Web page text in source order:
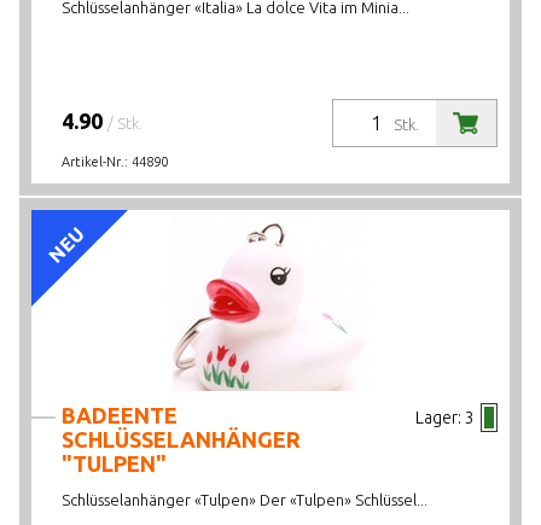
Schlüsselanhänger «Italia» La dolce Vita im Minia...
Stk.
4.90 / Stk.
Artikel-Nr.: 44890
NEU
Lager: 3
BADEENTE
SCHLÜSSELANHÄNGER
"TULPEN"
Schlüsselanhänger «Tulpen» Der «Tulpen» Schlüssel...